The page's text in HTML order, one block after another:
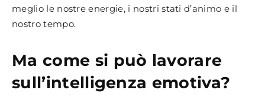
meglio le nostre energie, i nostri stati d’animo e il
nostro tempo.
Ma come si può lavorare
sull’intelligenza emotiva?